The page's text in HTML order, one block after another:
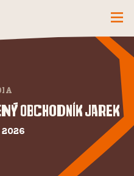
obchodník Jarek